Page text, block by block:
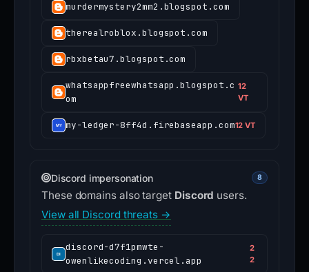
murdermystery2mm2.blogspot.com
therealroblox.blogspot.com
rbxbetau7.blogspot.com
whatsappfreewhatsapp.blogspot.c
om
12
VT
my-ledger-8ff4d.firebaseapp.com12 VT
Discord impersonation 8
These domains also target Discord users.
View all Discord threats →
discord-d7f1pmwte-
owenlikecoding.vercel.app
2
2